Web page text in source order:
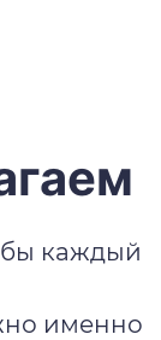
каждый
именно